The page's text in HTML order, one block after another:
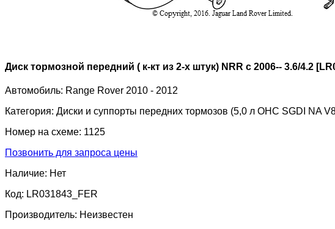
Диск тормозной передний ( к-кт из 2-х штук) NRR с 2006-- 3.6/4.2
Автомобиль: Range Rover 2010 - 2012
Категория: Диски и суппорты передних тормозов (5,0 л OHC SGDI NA
Номер на схеме: 1125
Позвонить для запроса цены
Наличие: Нет
Код: LR031843_FER
Производитель: Неизвестен